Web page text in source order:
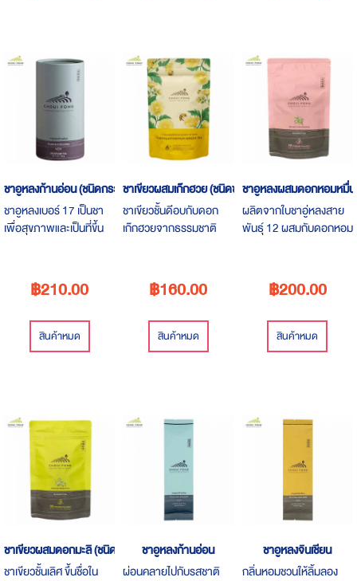
ชาอูหลงก้านอ่อน (ชนิดกระป๋อง)
ชาอูหลงเบอร์ 17 เป็นชา
เพื่อสุขภาพและเป็นที่ขึ้น
฿210.00
สินค้าหมด
ชาเขียวผสมเก๊กฮวย (ชนิดซอง)
ชาเขียวชั้นดีอบกับดอก
เก๊กฮวยจากธรรมชาติ
฿160.00
สินค้าหมด
ชาอูหลงผสมดอกหอมหมื่
ผลิตจากใบชาอู่หลงสาย
พันธุ์ 12 ผสมกับดอกหอม
฿200.00
สินค้าหมด
ชาเขียวผสมดอกมะลิ (ชนิดซอง)
ชาเขียวชั้นเลิศ ขึ้นชื่อใน
ชาอูหลงก้านอ่อน
ผ่อนคลายไปกับรสชาติ
ชาอูหลงจินเชียน
กลิ่นหอมชวนให้ลิ้มลอง